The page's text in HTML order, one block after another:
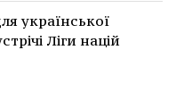
української
Ліги націй